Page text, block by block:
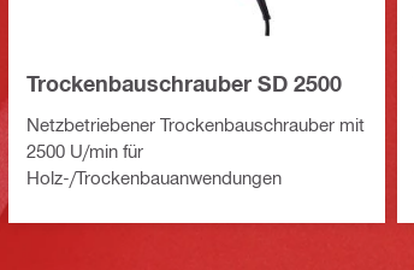
Trockenbauschrauber SD 2500
Netzbetriebener Trockenbauschrauber mit
2500 U/min für
Holz-/Trockenbauanwendungen